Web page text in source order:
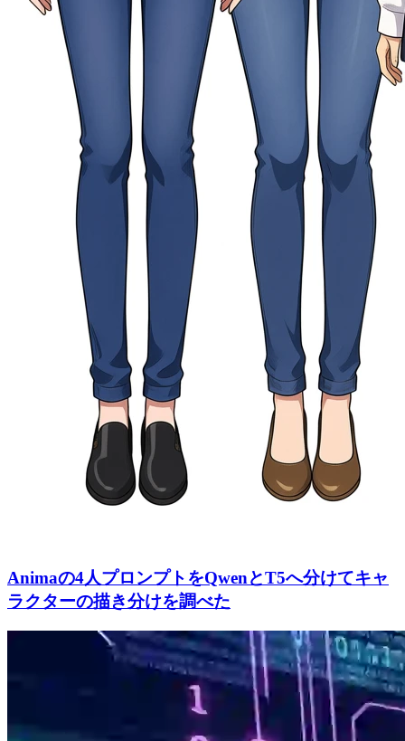
Animaの4人プロンプトをQwenとT5へ分けてキャ
ラクターの描き分けを調べた